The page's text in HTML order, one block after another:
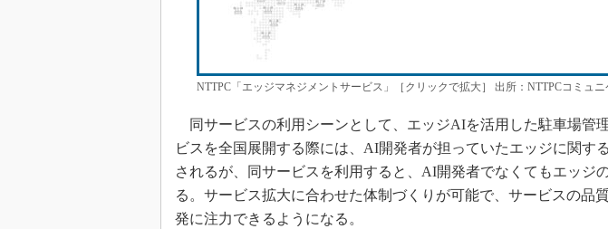
NTTPC「エッジマネジメントサービス」［クリックで拡大］ 出所：NTTPCコミュ
同サービスの利用シーンとして、エッジAIを活用した駐車場管
ビスを全国展開する際には、AI開発者が担っていたエッジに関す
されるが、同サービスを利用すると、AI開発者でなくてもエッジ
る。サービス拡大に合わせた体制づくりが可能で、サービスの品
発に注力できるようになる。